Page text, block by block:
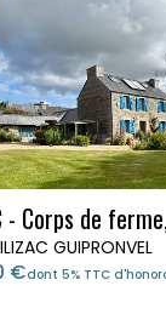
- Corps de
GUIPRONVEL
€dont 5% TTC